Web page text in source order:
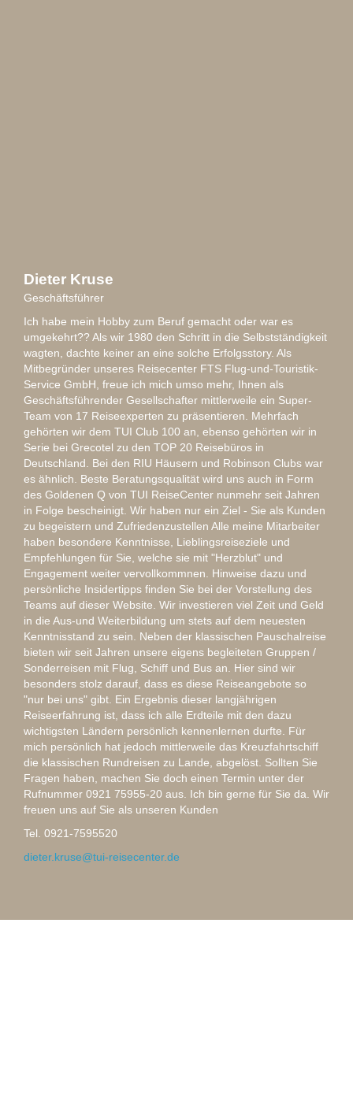
Dieter Kruse
Geschäftsführer
Ich habe mein Hobby zum Beruf gemacht oder war es
umgekehrt?? Als wir 1980 den Schritt in die Selbstständigkeit
wagten, dachte keiner an eine solche Erfolgsstory. Als
Mitbegründer unseres Reisecenter FTS Flug-und-Touristik-
Service GmbH, freue ich mich umso mehr, Ihnen als
Geschäftsführender Gesellschafter mittlerweile ein Super-
Team von 17 Reiseexperten zu präsentieren. Mehrfach
gehörten wir dem TUI Club 100 an, ebenso gehörten wir in
Serie bei Grecotel zu den TOP 20 Reisebüros in
Deutschland. Bei den RIU Häusern und Robinson Clubs war
es ähnlich. Beste Beratungsqualität wird uns auch in Form
des Goldenen Q von TUI ReiseCenter nunmehr seit Jahren
in Folge bescheinigt. Wir haben nur ein Ziel - Sie als Kunden
zu begeistern und Zufriedenzustellen Alle meine Mitarbeiter
haben besondere Kenntnisse, Lieblingsreiseziele und
Empfehlungen für Sie, welche sie mit "Herzblut" und
Engagement weiter vervollkommnen. Hinweise dazu und
persönliche Insidertipps finden Sie bei der Vorstellung des
Teams auf dieser Website. Wir investieren viel Zeit und Geld
in die Aus-und Weiterbildung um stets auf dem neuesten
Kenntnisstand zu sein. Neben der klassischen Pauschalreise
bieten wir seit Jahren unsere eigens begleiteten Gruppen /
Sonderreisen mit Flug, Schiff und Bus an. Hier sind wir
besonders stolz darauf, dass es diese Reiseangebote so
"nur bei uns" gibt. Ein Ergebnis dieser langjährigen
Reiseerfahrung ist, dass ich alle Erdteile mit den dazu
wichtigsten Ländern persönlich kennenlernen durfte. Für
mich persönlich hat jedoch mittlerweile das Kreuzfahrtschiff
die klassischen Rundreisen zu Lande, abgelöst. Sollten Sie
Fragen haben, machen Sie doch einen Termin unter der
Rufnummer 0921 75955-20 aus. Ich bin gerne für Sie da. Wir
freuen uns auf Sie als unseren Kunden
Tel. 0921-7595520
dieter.kruse@tui-reisecenter.de